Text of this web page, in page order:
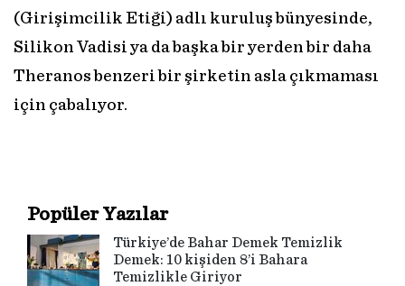
(Girişimcilik Etiği) adlı kuruluş bünyesinde,
Silikon Vadisi ya da başka bir yerden bir daha
Theranos benzeri bir şirketin asla çıkmaması
için çabalıyor.
Popüler Yazılar
Türkiye’de Bahar Demek Temizlik
Demek: 10 kişiden 8’i Bahara
Temizlikle Giriyor